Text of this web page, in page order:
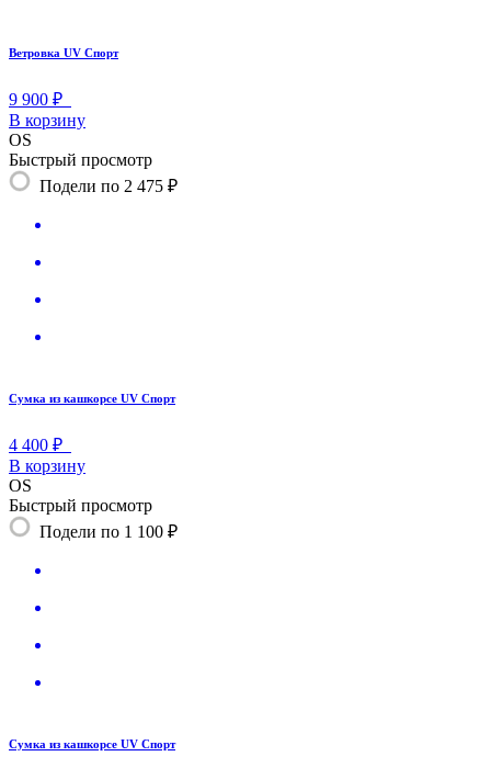
Ветровка UV Спорт
9 900 ₽
В корзину
OS
Быстрый просмотр
Подели по 2 475 ₽
Сумка из кашкорсе UV Спорт
4 400 ₽
В корзину
OS
Быстрый просмотр
Подели по 1 100 ₽
Сумка из кашкорсе UV Спорт